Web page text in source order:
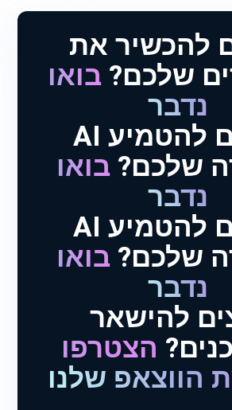
להכשיר את
שלכם? בואו
נדבר
רוצים להטמיע AI
שלכם? בואו
נדבר
רוצים להטמיע AI
שלכם? בואו
נדבר
להישאר
הצטרפו
הווצאפ שלנו